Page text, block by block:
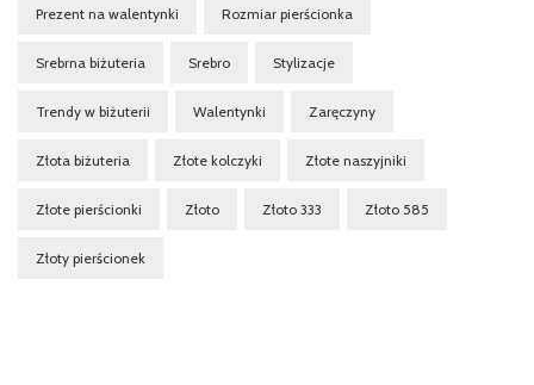
Prezent na walentynki Rozmiar pierścionka
Srebrna biżuteria Srebro Stylizacje
Trendy w biżuterii Walentynki Zaręczyny
Złota biżuteria Złote kolczyki Złote naszyjniki
Złote pierścionki Złoto Złoto 333 Złoto 585
Złoty pierścionek